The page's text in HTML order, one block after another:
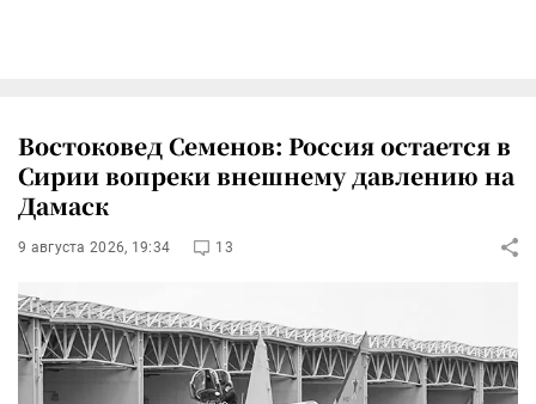
Востоковед Семенов: Россия остается в
Сирии вопреки внешнему давлению на
Дамаск
9 августа 2026, 19:34 13